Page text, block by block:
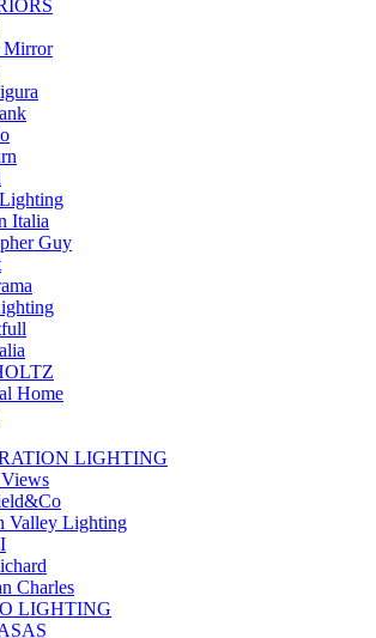
Mirror
Italia
Guy
Home
LIGHTING
Valley Lighting
Charles
LIGHTING